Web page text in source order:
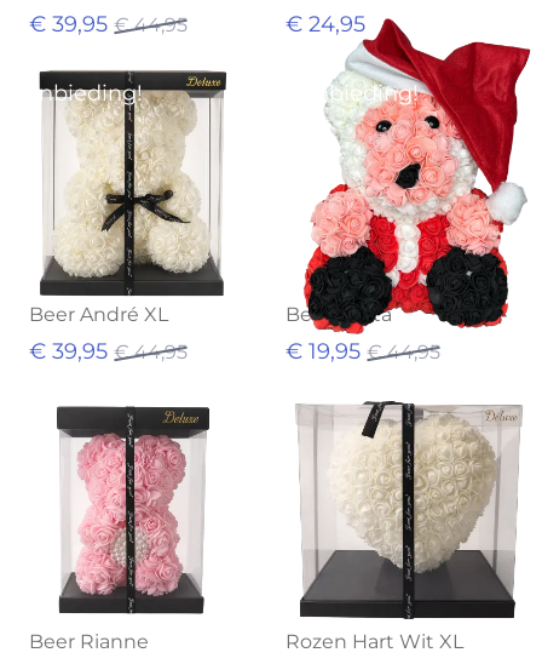
€ 39,95 € 44,95 € 24,95
Aanbieding!
Beer André XL
€ 39,95 € 44,95
Aanbieding!
Beer Santa
€ 19,95 € 44,95
Beer Rianne Rozen Hart Wit XL